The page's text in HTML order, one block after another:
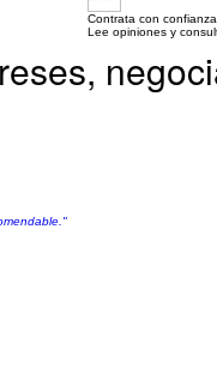
Contrata con confianza
Lee opiniones y